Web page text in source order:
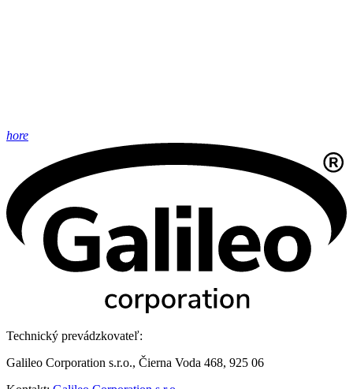
hore
Technický prevádzkovateľ:
Galileo Corporation s.r.o., Čierna Voda 468, 925 06